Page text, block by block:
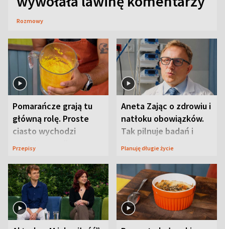
Rozmowy
Pomarańcze grają tu
główną rolę. Proste
ciasto wychodzi
wyjątkowo wilgotne
Przepisy
Aneta Zając o zdrowiu i
natłoku obowiązków.
Tak pilnuje badań i
wizyt
Planuję długie życie